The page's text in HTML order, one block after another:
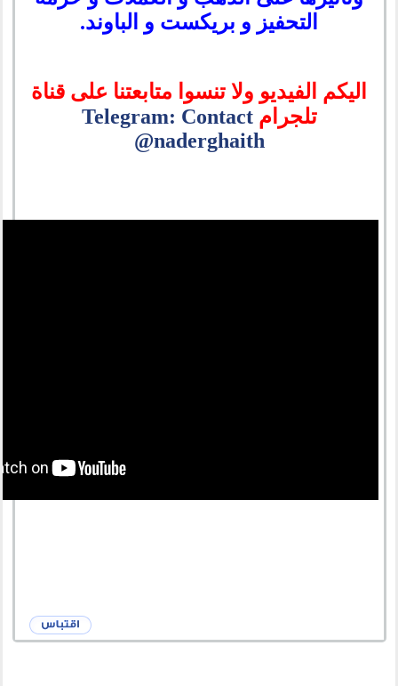
التحفيز و بريكست و الباوند.
اليكم الفيديو ولا تنسوا متابعتنا على قناة
تلجرامTelegram: Contact
@naderghaith